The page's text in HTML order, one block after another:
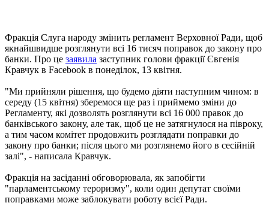
Фракція Слуга народу змінить регламент Верховної Ради, щоб
якнайшвидше розглянути всі 16 тисяч поправок до закону про
банки. Про це заявила заступник голови фракції Євгенія
Кравчук в Facebook в понеділок, 13 квітня.
"Ми прийняли рішення, що будемо діяти наступним чином: в
середу (15 квітня) зберемося ще раз і приймемо зміни до
Регламенту, які дозволять розглянути всі 16 000 правок до
банківського закону, але так, щоб це не затягнулося на півроку,
а тим часом комітет продовжить розглядати поправки до
закону про банки; після цього ми розглянемо його в сесійній
залі", - написала Кравчук.
Фракція на засіданні обговорювала, як запобігти
"парламентському тероризму", коли один депутат своїми
поправками може заблокувати роботу всієї Ради.